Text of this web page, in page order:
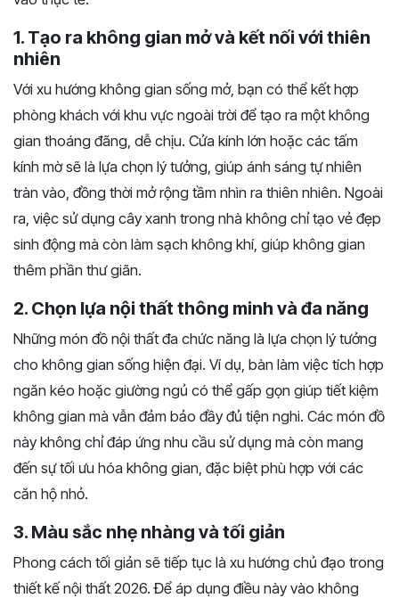
1. Tạo ra không gian mở và kết nối với thiên
nhiên
Với xu hướng không gian sống mở, bạn có thể kết hợp
phòng khách với khu vực ngoài trời để tạo ra một không
gian thoáng đãng, dễ chịu. Cửa kính lớn hoặc các tấm
kính mờ sẽ là lựa chọn lý tưởng, giúp ánh sáng tự nhiên
tràn vào, đồng thời mở rộng tầm nhìn ra thiên nhiên. Ngoài
ra, việc sử dụng cây xanh trong nhà không chỉ tạo vẻ đẹp
sinh động mà còn làm sạch không khí, giúp không gian
thêm phần thư giãn.
2. Chọn lựa nội thất thông minh và đa năng
Những món đồ nội thất đa chức năng là lựa chọn lý tưởng
cho không gian sống hiện đại. Ví dụ, bàn làm việc tích hợp
ngăn kéo hoặc giường ngủ có thể gấp gọn giúp tiết kiệm
không gian mà vẫn đảm bảo đầy đủ tiện nghi. Các món đồ
này không chỉ đáp ứng nhu cầu sử dụng mà còn mang
đến sự tối ưu hóa không gian, đặc biệt phù hợp với các
căn hộ nhỏ.
3. Màu sắc nhẹ nhàng và tối giản
Phong cách tối giản sẽ tiếp tục là xu hướng chủ đạo trong
thiết kế nội thất 2026. Để áp dụng điều này vào không